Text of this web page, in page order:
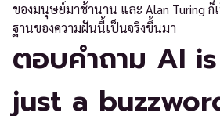
ของมนุษย์มาช้านาน และ Alan Turing
ฐานของความฝันนี้เป็นจริงขึ้นมา
ตอบคำถาม AI
just a